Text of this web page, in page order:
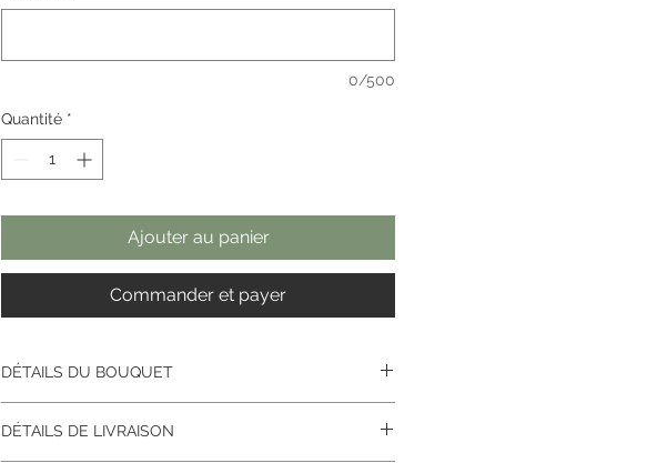
0/500
Quantité *
Ajouter au panier
Commander et payer
DÉTAILS DU BOUQUET
DÉTAILS DE LIVRAISON